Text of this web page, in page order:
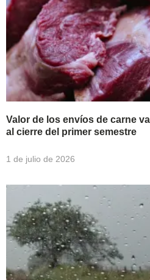
Valor de los envíos de carne
al cierre del primer semestre
1 de julio de 2026